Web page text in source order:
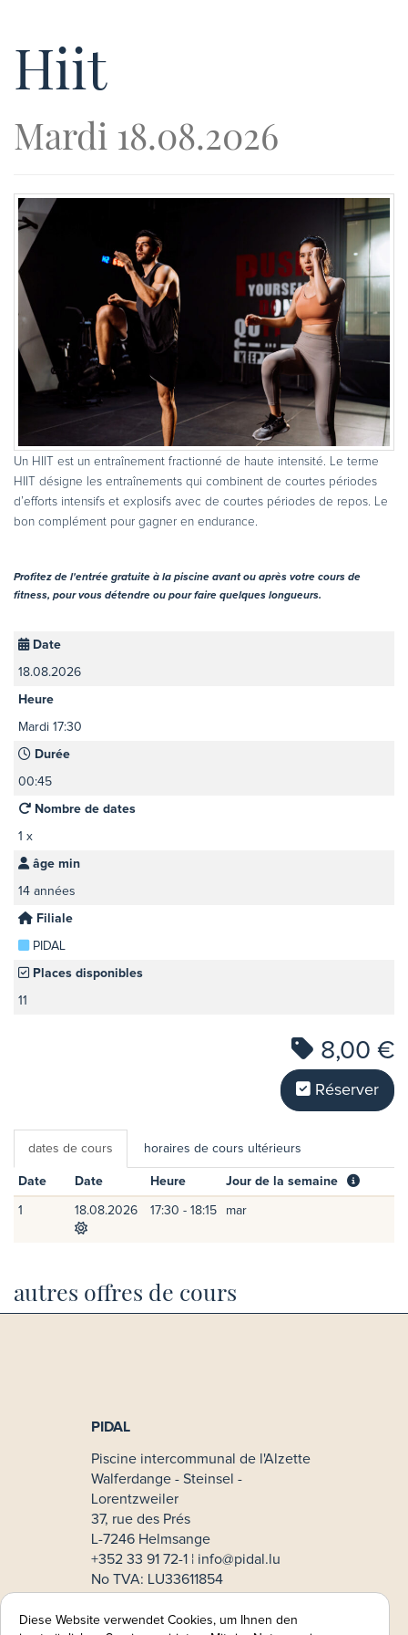
Hiit
Mardi 18.08.2026
Un HIIT est un entraînement fractionné de haute intensité. Le terme
HIIT désigne les entraînements qui combinent de courtes périodes
d’efforts intensifs et explosifs avec de courtes périodes de repos. Le
bon complément pour gagner en endurance.
Profitez de l'entrée gratuite à la piscine avant ou après votre cours de
fitness, pour vous détendre ou pour faire quelques longueurs.
Date
18.08.2026
Heure
Mardi 17:30
Durée
00:45
Nombre de dates
1 x
âge min
14 années
Filiale
PIDAL
Places disponibles
11
8,00 €
Réserver
dates de cours horaires de cours ultérieurs
Date Date Heure Jour de la semaine
1 18.08.2026 17:30 - 18:15 mar
autres offres de cours
PIDAL
Piscine intercommunal de l'Alzette
Walferdange - Steinsel -
Lorentzweiler
37, rue des Prés
L-7246 Helmsange
+352 33 91 72-1 ¦ info@pidal.lu
No TVA: LU33611854
Diese Website verwendet Cookies, um Ihnen den